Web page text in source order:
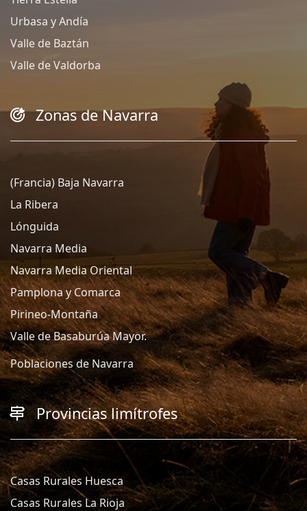
Urbasa y Andía
Valle de Baztán
Valle de Valdorba
Zonas de Navarra
(Francia) Baja Navarra
La Ribera
Lónguida
Navarra Media
Navarra Media Oriental
Pamplona y Comarca
Pirineo-Montaña
Valle de Basaburúa Mayor.
Poblaciones de Navarra
Provincias limítrofes
Casas Rurales Huesca
Casas Rurales La Rioja